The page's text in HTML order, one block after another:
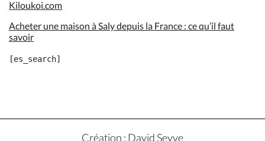
Kiloukoi.com
Acheter une maison à Saly depuis la France : ce qu’il faut
savoir
Création : David Seyve